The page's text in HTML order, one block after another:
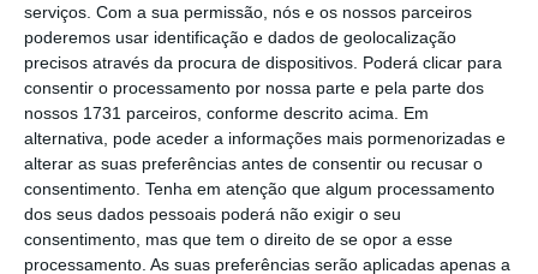
serviços. Com a sua permissão, nós e os nossos parceiros
poderemos usar identificação e dados de geolocalização
precisos através da procura de dispositivos. Poderá clicar para
consentir o processamento por nossa parte e pela parte dos
nossos 1731 parceiros, conforme descrito acima. Em
alternativa, pode aceder a informações mais pormenorizadas e
alterar as suas preferências antes de consentir ou recusar o
consentimento. Tenha em atenção que algum processamento
dos seus dados pessoais poderá não exigir o seu
consentimento, mas que tem o direito de se opor a esse
processamento. As suas preferências serão aplicadas apenas a
pela intensidade e constantes mudanças de
direção do vento e pela dificuldade de acesso
dos meios terrestres ao terreno devido à
densa vegetação existente, disse fonte do
Comando Distrital de Operações de Socorro
de Faro (CDOS). Segundo a página da Proteção
Civil, “regista-se em todo o perímetro [do
incêndio] fortes reativações que, associadas à